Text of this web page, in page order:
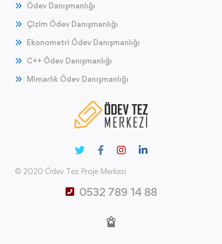
Ödev Danışmanlığı
Çizim Ödev Danışmanlığı
Ekonometri Ödev Danışmanlığı
C++ Ödev Danışmanlığı
Mimarlık Ödev Danışmanlığı
© 2020 Ödev Tez Proje Merkezi
0532 789 14 88